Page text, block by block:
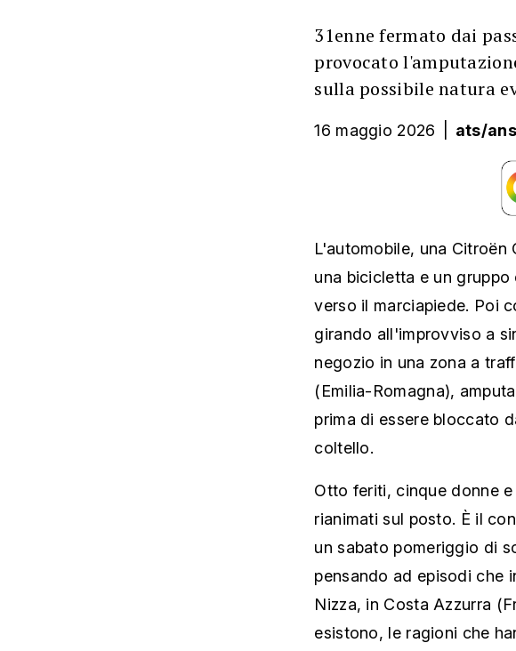
31enne fermato dai
provocato
sulla possibile natura
16 maggio 2026 ats/ans,
L'automobile, una
una bicicletta e un
verso il marciapiede. Poi
girando all'improvviso a
negozio in una zona a
(Emilia-Romagna),
prima di essere bloccato
coltello.
Otto feriti, cinque donne
rianimati sul posto. È il
un sabato pomeriggio di
pensando ad episodi che
Nizza, in Costa Azzurra
esistono, le ragioni che